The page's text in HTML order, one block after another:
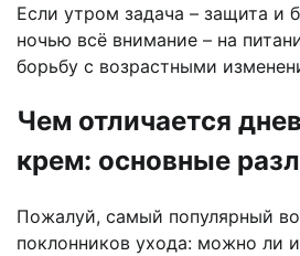
Если утром задача – защита и
ночью всё внимание – на
борьбу с возрастными
Чем отличается
крем: основные
Пожалуй, самый популярный
поклонников ухода: можно ли